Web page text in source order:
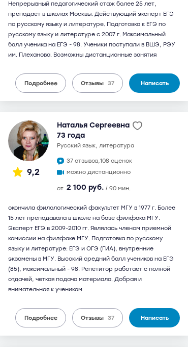
Непрерывный педагогический стаж более 25 лет,
преподает в школах Москвы. Действующий эксперт ЕГЭ
по русскому языку и литературе. Подготовка к ЕГЭ по
русскому языку и литературе с 2007 г. Максимальный
балл ученика на ЕГЭ - 98. Ученики поступали в ВШЭ, РЭУ
им. Плеханова. Возможны дистанционные занятия
Подробнее Отзывы 37 Написать
9,2
Наталья Сергеевна
73 года
русский язык, литература
37 отзывов,108 оценок
можно дистанционно
от 2 100 руб. / 90 мин.
окончила филологический факультет МГУ в 1977 г. Более
15 лет преподавала в школе на базе филфака МГУ.
Эксперт ЕГЭ в 2009-2010 гг. Являлась членом приемной
комиссии на филфаке МГУ. Подготовка по русскому
языку и литературе: ЕГЭ и ОГЭ (ГИА), внутренние
экзамены в МГУ. Высокий средний балл учеников на ЕГЭ
(85), максимальный - 98. Репетитор работает с полной
отдачей, четкая подача материала. Добрая и
внимательная к ученикам
Подробнее Отзывы 37 Написать